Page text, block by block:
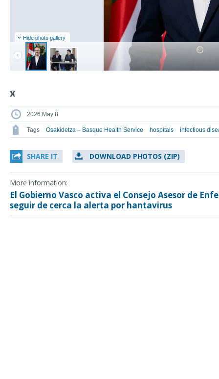
Hide photo gallery
x
2026 May 8
Tags Osakidetza – Basque Health Service hospitals infectious
SHARE IT DOWNLOAD PHOTOS (ZIP)
More information:
El Gobierno Vasco activa el Consejo Asesor de
seguir de cerca la alerta por hantavirus